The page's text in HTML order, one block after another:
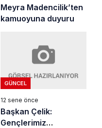
Meyra Madencilik’ten
kamuoyuna duyuru
GÜNCEL
12 sene önce
Başkan Çelik:
Gençlerimiz